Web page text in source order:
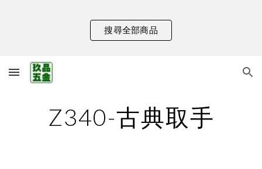
Skip to main content
搜尋全部商品
Z340-古典取手